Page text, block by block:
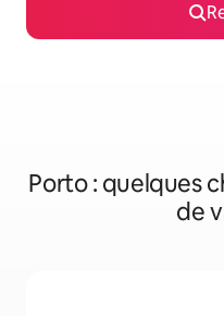
Porto : quelques
de